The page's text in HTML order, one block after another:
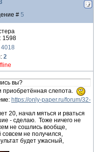
# 5
1598
4018
2
вы?
приобретённая слепота.
https://only-paper.ru/forum/32-
20, начал мяться и рваться
- сделаю. Тоже ничего не
не сошлись вообще,
совсем не получился,
будет ужасный,